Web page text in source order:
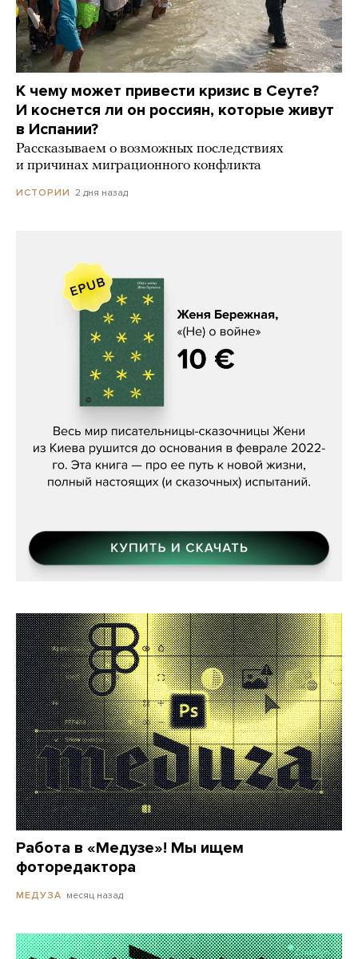
К чему может привести кризис в Сеуте?
И коснется ли он россиян, которые живут
в Испании?
Рассказываем о возможных последствиях
и причинах миграционного конфликта
ИСТОРИИ 2 дня назад
Женя Бережная, «(Не) о войне»
Работа в «Медузе»! Мы ищем
фоторедактора
МЕДУЗА месяц назад